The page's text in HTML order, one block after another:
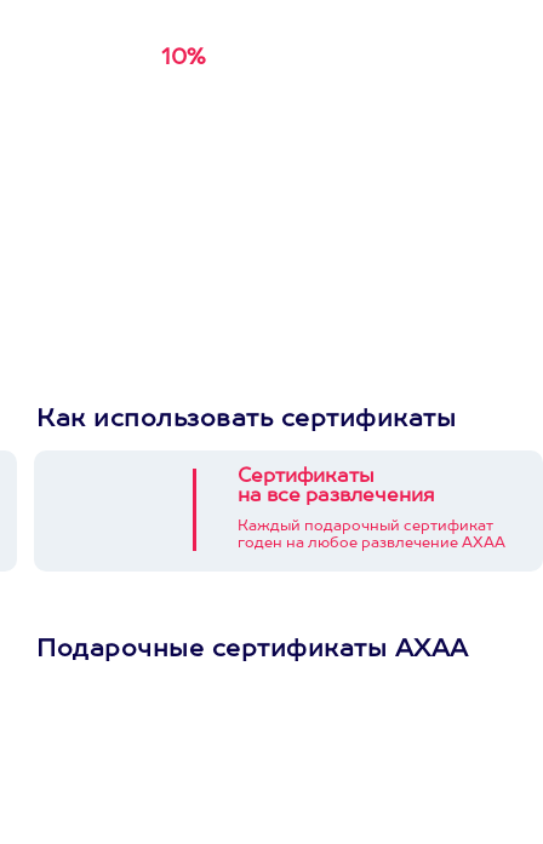
10%
Как использовать сертификаты
Сертификаты
на все развлечения
Каждый подарочный сертификат
годен на любое развлечение АХАА
Подарочные сертификаты АХАА